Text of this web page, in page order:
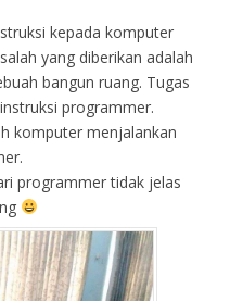
kepada komputer
yang diberikan adalah
bangun ruang. Tugas
programmer.
komputer menjalankan
programmer tidak jelas